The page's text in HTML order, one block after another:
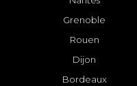
Grenoble
Rouen
Dijon
Bordeaux